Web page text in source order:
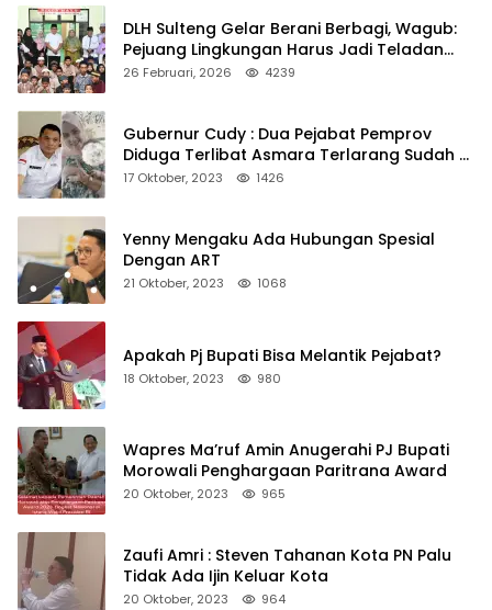
DLH Sulteng Gelar Berani Berbagi, Wagub:
Pejuang Lingkungan Harus Jadi Teladan
Kepedulian
26 Februari, 2026 4239
Gubernur Cudy : Dua Pejabat Pemprov
Diduga Terlibat Asmara Terlarang Sudah di
Non Job
17 Oktober, 2023 1426
Yenny Mengaku Ada Hubungan Spesial
Dengan ART
21 Oktober, 2023 1068
Apakah Pj Bupati Bisa Melantik Pejabat?
18 Oktober, 2023 980
Wapres Ma’ruf Amin Anugerahi PJ Bupati
Morowali Penghargaan Paritrana Award
20 Oktober, 2023 965
Zaufi Amri : Steven Tahanan Kota PN Palu
Tidak Ada Ijin Keluar Kota
20 Oktober, 2023 964